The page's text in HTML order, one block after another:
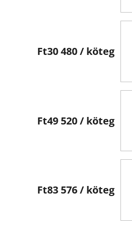
Ft30 480/ köteg
Ft49 520/ köteg
Ft83 576/ köteg